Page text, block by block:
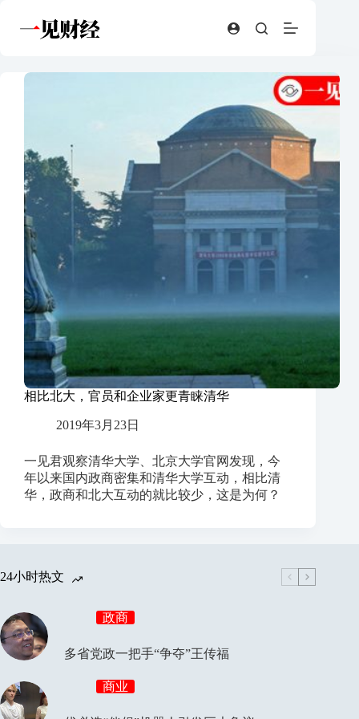
相比北大，官员和企业家更青睐清华
2019年3月23日
一见君观察清华大学、北京大学官网发现，今
年以来国内政商密集和清华大学互动，相比清
华，政商和北大互动的就比较少，这是为何？
24小时热文
政商
多省党政一把手“争夺”王传福
商业